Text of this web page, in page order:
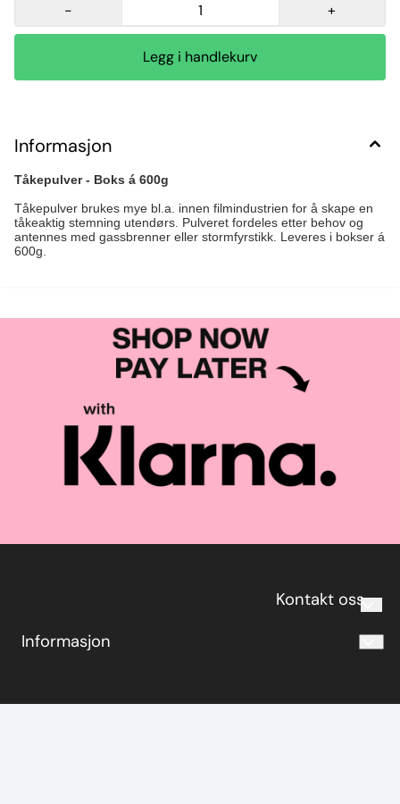
- +
Informasjon
Tåkepulver - Boks á 600g
Tåkepulver brukes mye bl.a. innen filmindustrien for å skape en
tåkeaktig stemning utendørs. Pulveret fordeles etter behov og
antennes med gassbrenner eller stormfyrstikk. Leveres i bokser á
600g.
Kontakt oss
post@fiksern.no
Informasjon
Om oss